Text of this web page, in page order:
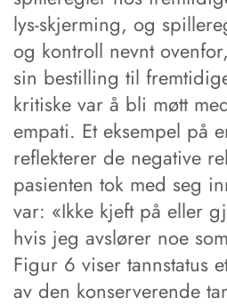
lys-skjerming, og
og kontroll nevnt
sin bestilling til
kritiske var å bli møtt
empati. Et eksempel på
reflekterer de negative
pasienten tok med seg
var: «Ikke kjeft på eller
hvis jeg avslører noe
Figur 6 viser tannstatus
av den konserverende